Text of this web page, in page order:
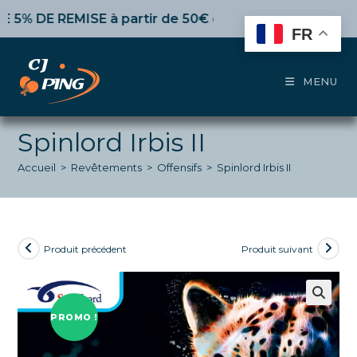
REMISEà partir de 50€ d’achat, 10%dès 100€,15%
MENU
Spinlord Irbis II
Accueil > Revêtements > Offensifs > Spinlord Irbis II
PROMO !
Produit précédent Produit suivant
FR